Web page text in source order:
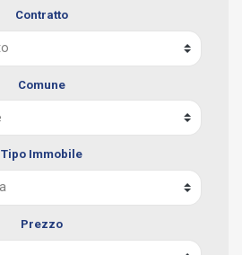
Contratto
Comune
Tipo Immobile
Prezzo